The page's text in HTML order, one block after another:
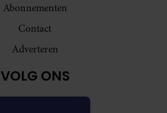
Abonnementen
Contact
Adverteren
VOLG ONS